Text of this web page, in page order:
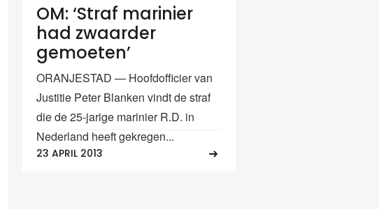
OM: ‘Straf marinier
had zwaarder
gemoeten’
ORANJESTAD — Hoofdofficier van
Justitie Peter Blanken vindt de straf
die de 25-jarige marinier R.D. in
Nederland heeft gekregen...
23 APRIL 2013